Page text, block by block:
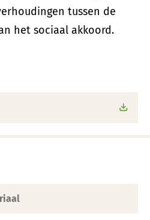
tussen de
het sociaal akkoord.